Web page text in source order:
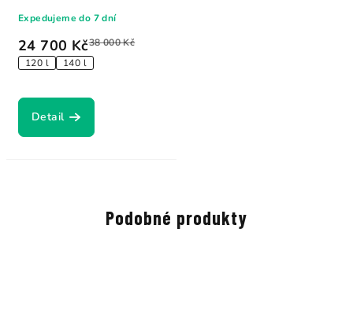
24 700 Kč38 000 Kč
120 l 140 l
Expedujeme do 7 dní
Detail
Podobné produkty